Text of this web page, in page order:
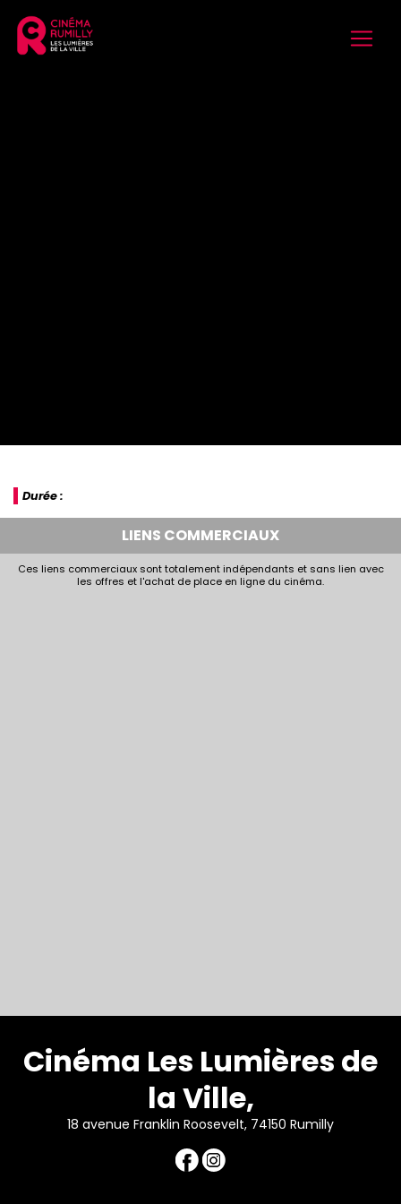
Durée :
LIENS COMMERCIAUX
Ces liens commerciaux sont totalement indépendants et sans lien avec
les offres et l'achat de place en ligne du cinéma.
Cinéma Les Lumières de
la Ville,
18 avenue Franklin Roosevelt, 74150 Rumilly